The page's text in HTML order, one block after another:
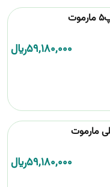
59,180,000﷼
59,180,000﷼